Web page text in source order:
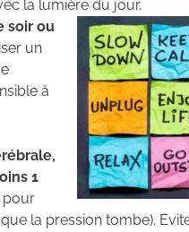
la lumière du jour.
soir ou
un
à
1
pour
la pression tombe).